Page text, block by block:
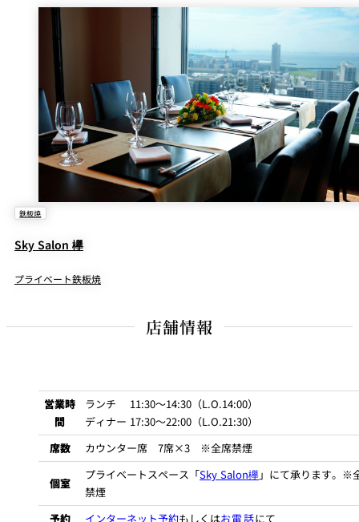
鉄板焼
Sky Salon 欅
プライベート鉄板焼
店舗情報
営業時
間
ランチ 11:30～14:30（L.O.14:00）
ディナー 17:30～22:00（L.O.21:30）
席数
カウンター席 7席×3 ※全席禁煙
個室
プライベートスペース「Sky Salon欅」にて承ります。※
禁煙
予約
インターネット予約もしくはお電話にて